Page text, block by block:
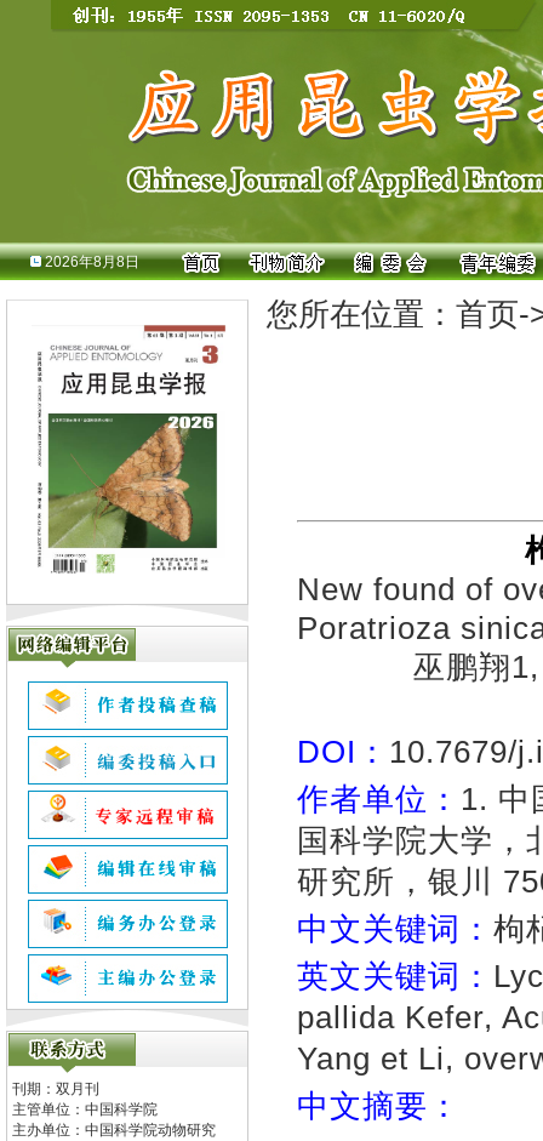
2026年8月8日
刊期：双月刊
主管单位： 中国科学院
主办单位： 中国科学院动物研究
您所在位置： 首页-
New found of
Poratrioza
巫鹏翔
DOI： 10.7679/
作者单位： 1. 中
国科学院大学，
研究所，银川
中文关键词： 枸
英文关键词：
pallida Kefer,
Yang et Li,
中文摘要：